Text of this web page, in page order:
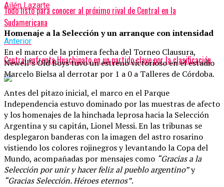
Todo listo para conocer al próximo rival de Central en la
Sudamericana
Anterior
Central enfrenta Huachipato en un partido clave por la clasificación
Ailén Lazarte
Homenaje a la Selección y un arranque con intensidad
En el marco de la primera fecha del Torneo Clausura,
Newell’s Old Boys tuvo un estreno victorioso en el estadio
Marcelo Bielsa al derrotar por 1 a 0 a Talleres de Córdoba.
Antes del pitazo inicial, el marco en el Parque
Independencia estuvo dominado por las muestras de afecto
y los homenajes de la hinchada leprosa hacia la Selección
Argentina y su capitán, Lionel Messi. En las tribunas se
desplegaron banderas con la imagen del astro rosarino
vistiendo los colores rojinegros y levantando la Copa del
Mundo, acompañadas por mensajes como “Gracias a la
Selección por unir y hacer feliz al pueblo argentino”y
“Gracias Selección. Héroes eternos”.